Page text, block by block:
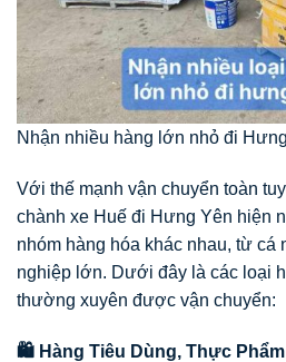
Nhận nhiều hàng lớn nhỏ đi
Với thế mạnh vận chuyển toàn
chành xe Huế đi Hưng Yên hiện
nhóm hàng hóa khác nhau, từ cá
nghiệp lớn. Dưới đây là các loại
thường xuyên được vận chuyển:
🛍️ Hàng Tiêu Dùng, Thực